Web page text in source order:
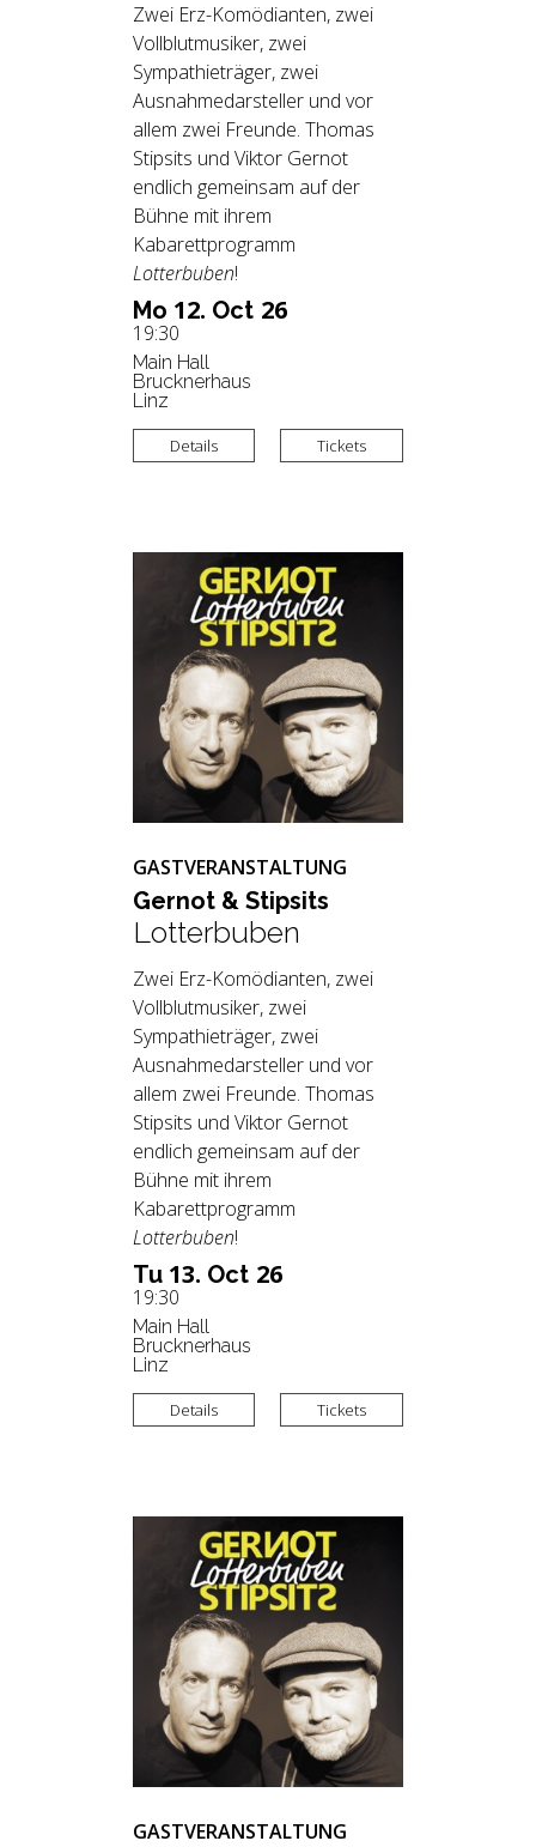
Mo 12. Oct 26
19:30
Main Hall
Brucknerhaus
Linz
Zwei Erz-Komödianten, zwei
Vollblutmusiker, zwei
Sympathieträger, zwei
Ausnahmedarsteller und vor
allem zwei Freunde. Thomas
Stipsits und Viktor Gernot
endlich gemeinsam auf der
Bühne mit ihrem
Kabarettprogramm
Lotterbuben!
Details Tickets
Tu 13. Oct 26
19:30
Main Hall
Brucknerhaus
Linz
GASTVERANSTALTUNG
Ger­not & Stip­sits
Lotterbuben
Zwei Erz-Komödianten, zwei
Vollblutmusiker, zwei
Sympathieträger, zwei
Ausnahmedarsteller und vor
allem zwei Freunde. Thomas
Stipsits und Viktor Gernot
endlich gemeinsam auf der
Bühne mit ihrem
Kabarettprogramm
Lotterbuben!
Details Tickets
GASTVERANSTALTUNG